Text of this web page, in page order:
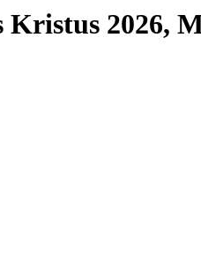
Kristus 2026,